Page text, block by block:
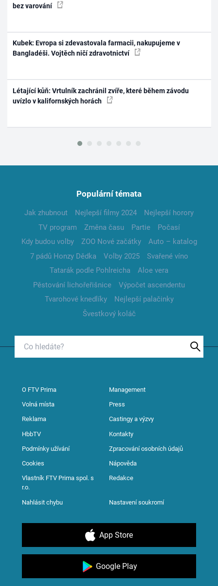
bez varování
Kubek: Evropa si zdevastovala farmacii, nakupujeme v
Bangladéši. Vojtěch ničí zdravotnictví
Létající kůň: Vrtulník zachránil zvíře, které během závodu
uvízlo v kalifornských horách
Populární témata
Jak zhubnout Nejlepší filmy 2024
Nejlepší horory
TV program
Změna času Partie
Počasí
Kdy budou volby
ZOO Nové začátky
Auto – katalog
7 pádů Honzy Dědka
Volby 2025
Svařené víno
Tatarák podle Pohlreicha
Aloe vera
Pěstování lichořeřišnice
Výpočet ascendentu
Tvarohové knedlíky
Nejlepší palačinky
Švestkový koláč
O FTV Prima Management
Volná místa Press
Reklama Castingy a výzvy
HbbTV Kontakty
Podmínky užívání Zpracování osobních údajů
Cookies Nápověda
Vlastník FTV Prima spol. s
r.o.
Redakce
Nahlásit chybu Nastavení soukromí
App Store
Google Play